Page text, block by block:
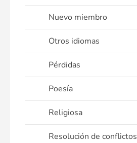
Nuevo miembro
Otros idiomas
Pérdidas
Poesía
Religiosa
Resolución de conflictos